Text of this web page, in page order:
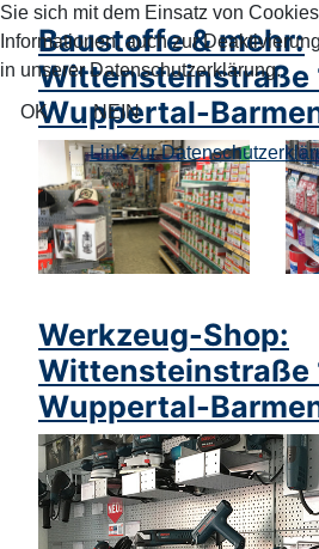
Baustoffe & mehr:
Wittensteinstraße
Wuppertal-
Werkzeug-Shop:
Wittensteinstraße
Wuppertal-
Sie sich mit dem Einsatz von
Informationen, auch zur
in unserer Datenschutzerklärung.
OK NEIN
Link zur